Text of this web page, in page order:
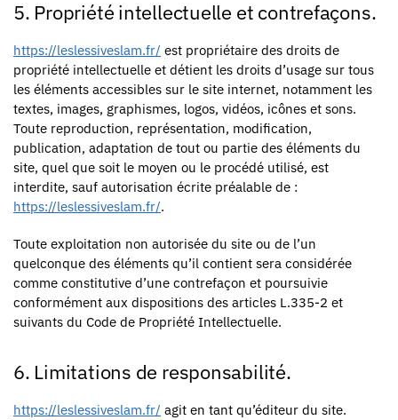
5. Propriété intellectuelle et contrefaçons.
https://leslessiveslam.fr/ est propriétaire des droits de
propriété intellectuelle et détient les droits d’usage sur tous
les éléments accessibles sur le site internet, notamment les
textes, images, graphismes, logos, vidéos, icônes et sons.
Toute reproduction, représentation, modification,
publication, adaptation de tout ou partie des éléments du
site, quel que soit le moyen ou le procédé utilisé, est
interdite, sauf autorisation écrite préalable de :
https://leslessiveslam.fr/.
Toute exploitation non autorisée du site ou de l’un
quelconque des éléments qu’il contient sera considérée
comme constitutive d’une contrefaçon et poursuivie
conformément aux dispositions des articles L.335-2 et
suivants du Code de Propriété Intellectuelle.
6. Limitations de responsabilité.
https://leslessiveslam.fr/ agit en tant qu’éditeur du site.